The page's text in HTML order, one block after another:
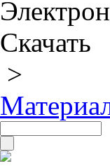
Скачать
>